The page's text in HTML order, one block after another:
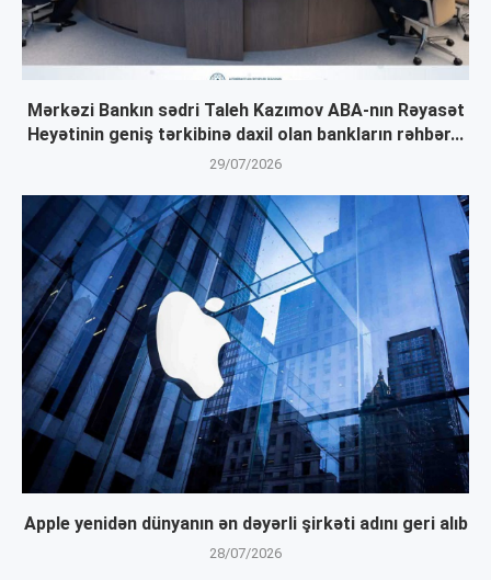
Mərkəzi Bankın sədri Taleh Kazımov ABA-nın Rəyasət
Heyətinin geniş tərkibinə daxil olan bankların rəhbər...
29/07/2026
Apple yenidən dünyanın ən dəyərli şirkəti adını geri alıb
28/07/2026